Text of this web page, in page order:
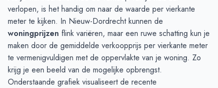
Type
Bedrag
Vraagprijs in euro's
€ 361.642
Verkoopprijs in euro's
€ 370.846
verlopen, is het handig om naar de waarde per vierkante
meter te kijken. In Nieuw-Dordrecht kunnen de
woningprijzen flink variëren, maar een ruwe schatting kun je
maken door de gemiddelde verkoopprijs per vierkante meter
te vermenigvuldigen met de oppervlakte van je woning. Zo
krijg je een beeld van de mogelijke opbrengst.
Onderstaande grafiek visualiseert de recente